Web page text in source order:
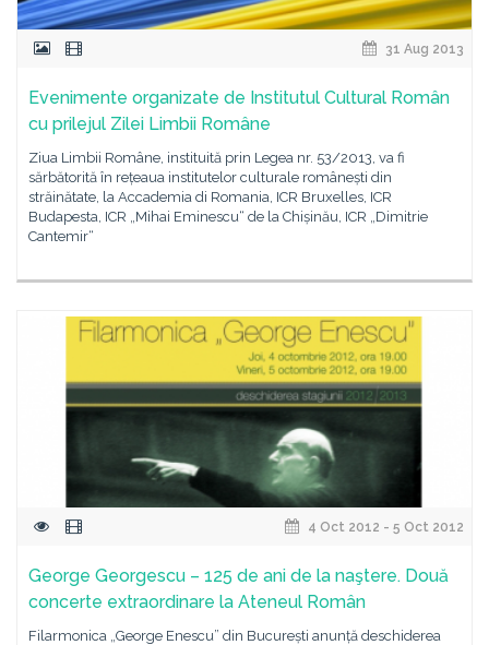
31 Aug 2013
Evenimente organizate de Institutul Cultural Român
cu prilejul Zilei Limbii Române
Ziua Limbii Române, instituită prin Legea nr. 53/2013, va fi
sărbătorită în rețeaua institutelor culturale românești din
străinătate, la Accademia di Romania, ICR Bruxelles, ICR
Budapesta, ICR „Mihai Eminescu“ de la Chișinău, ICR „Dimitrie
Cantemir“
4 Oct 2012 - 5 Oct 2012
George Georgescu – 125 de ani de la naştere. Două
concerte extraordinare la Ateneul Român
Filarmonica „George Enescu” din București anunță deschiderea